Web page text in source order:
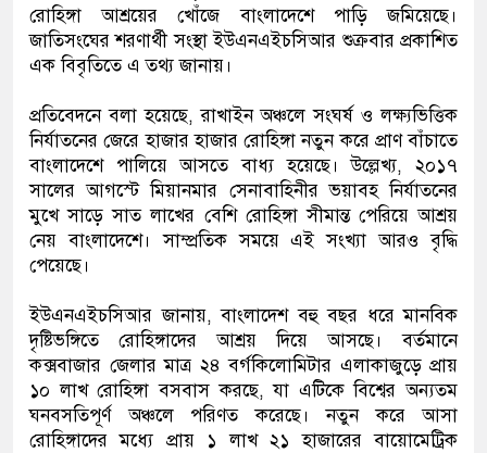
রোহিঙ্গা আশ্রয়ের খোঁজে বাংলাদেশে পাড়ি জমিয়েছে।
জাতিসংঘের শরণার্থী সংস্থা ইউএনএইচসিআর শুক্রবার প্রকাশিত
এক বিবৃতিতে এ তথ্য জানায়।
প্রতিবেদনে বলা হয়েছে, রাখাইন অঞ্চলে সংঘর্ষ ও লক্ষ্যভিত্তিক
নির্যাতনের জেরে হাজার হাজার রোহিঙ্গা নতুন করে প্রাণ বাঁচাতে
বাংলাদেশে পালিয়ে আসতে বাধ্য হয়েছে। উল্লেখ্য, ২০১৭
সালের আগস্টে মিয়ানমার সেনাবাহিনীর ভয়াবহ নির্যাতনের
মুখে সাড়ে সাত লাখের বেশি রোহিঙ্গা সীমান্ত পেরিয়ে আশ্রয়
নেয় বাংলাদেশে। সাম্প্রতিক সময়ে এই সংখ্যা আরও বৃদ্ধি
পেয়েছে।
ইউএনএইচসিআর জানায়, বাংলাদেশ বহু বছর ধরে মানবিক
দৃষ্টিভঙ্গিতে রোহিঙ্গাদের আশ্রয় দিয়ে আসছে। বর্তমানে
কক্সবাজার জেলার মাত্র ২৪ বর্গকিলোমিটার এলাকাজুড়ে প্রায়
১০ লাখ রোহিঙ্গা বসবাস করছে, যা এটিকে বিশ্বের অন্যতম
ঘনবসতিপূর্ণ অঞ্চলে পরিণত করেছে। নতুন করে আসা
রোহিঙ্গাদের মধ্যে প্রায় ১ লাখ ২১ হাজারের বায়োমেট্রিক